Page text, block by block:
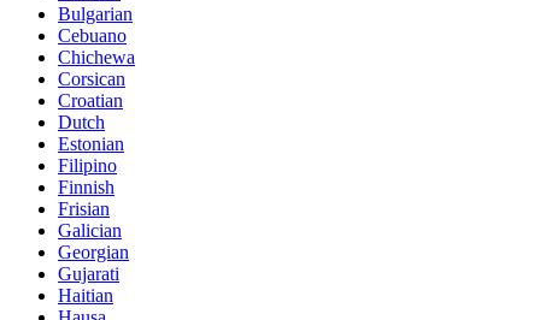
Bulgarian
Cebuano
Chichewa
Corsican
Croatian
Dutch
Estonian
Filipino
Finnish
Frisian
Galician
Georgian
Gujarati
Haitian